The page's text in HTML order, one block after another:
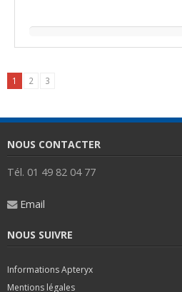
1 2 3
NOUS CONTACTER
Tél. 01 49 82 04 77
Email
NOUS SUIVRE
Informations Apteryx
Mentions légales